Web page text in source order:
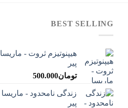
BEST SELLING
هیپنوتیزم ثروت - ماریسا
پیر
تومان500.000
زندگی نامحدود - ماریسا
پیر